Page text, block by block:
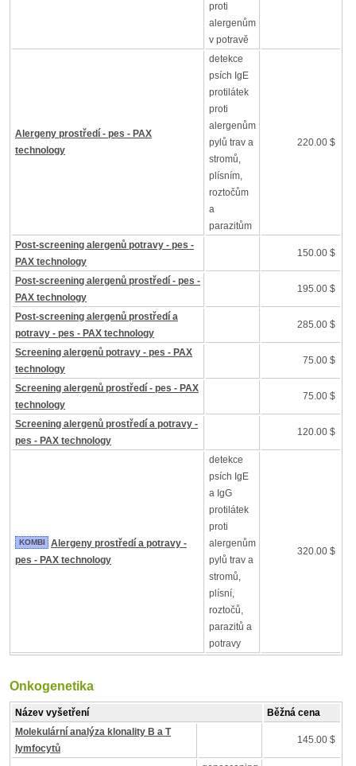
proti
alergenům
v potravě
Alergeny prostředí - pes - PAX
technology
detekce
psích IgE
protilátek
proti
alergenům
pylů trav a
stromů,
plísním,
roztočům
a
parazitům
220.00 $
Post-screening alergenů potravy - pes -
PAX technology
150.00 $
Post-screening alergenů prostředí - pes -
PAX technology
195.00 $
Post-screening alergenů prostředí a
potravy - pes - PAX technology
285.00 $
Screening alergenů potravy - pes - PAX
technology
75.00 $
Screening alergenů prostředí - pes - PAX
technology
75.00 $
Screening alergenů prostředí a potravy -
pes - PAX technology
120.00 $
KOMBI
Alergeny prostředí a potravy -
pes - PAX technology
detekce
psích IgE
a IgG
protilátek
proti
alergenům
pylů trav a
stromů,
plísní,
roztočů,
parazitů a
potravy
320.00 $
Onkogenetika
Název vyšetření
Běžná cena
Molekulární analýza klonality B a T
lymfocytů
145.00 $